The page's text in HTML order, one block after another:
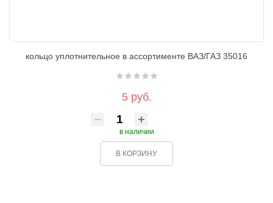
кольцо уплотнительное в ассортименте ВАЗ/ГАЗ 35016
5 руб.
в наличии
В КОРЗИНУ